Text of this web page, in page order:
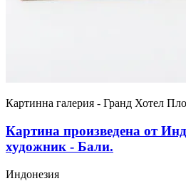
Картинна галерия - Гранд Хотел
Картина произведена от
художник - Бали.
Индонезия